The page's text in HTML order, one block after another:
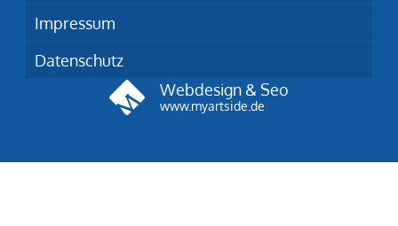
Impressum
Datenschutz
Webdesign & Seo
www.myartside.de